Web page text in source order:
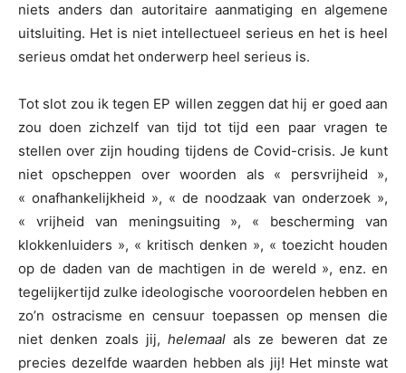
niets anders dan autoritaire aanmatiging en algemene
uitsluiting. Het is niet intellectueel serieus en het is heel
serieus omdat het onderwerp heel serieus is.
Tot slot zou ik tegen EP willen zeggen dat hij er goed aan
zou doen zichzelf van tijd tot tijd een paar vragen te
stellen over zijn houding tijdens de Covid-crisis. Je kunt
niet opscheppen over woorden als « persvrijheid »,
« onafhankelijkheid », « de noodzaak van onderzoek »,
« vrijheid van meningsuiting », « bescherming van
klokkenluiders », « kritisch denken », « toezicht houden
op de daden van de machtigen in de wereld », enz. en
tegelijkertijd zulke ideologische vooroordelen hebben en
zo’n ostracisme en censuur toepassen op mensen die
niet denken zoals jij, helemaal als ze beweren dat ze
precies dezelfde waarden hebben als jij! Het minste wat